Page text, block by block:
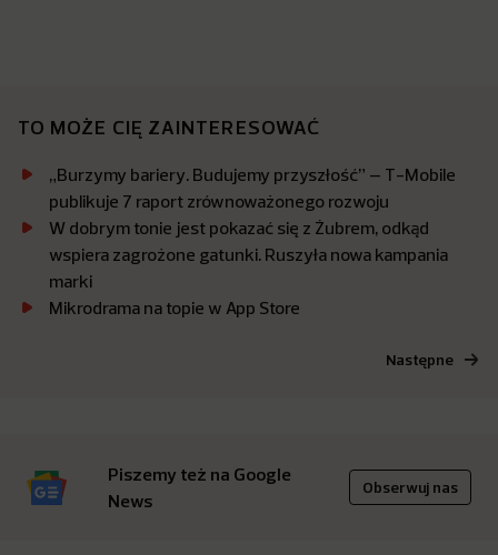
TO MOŻE CIĘ ZAINTERESOWAĆ
„Burzymy bariery. Budujemy przyszłość” – T-Mobile
publikuje 7 raport zrównoważonego rozwoju
W dobrym tonie jest pokazać się z Żubrem, odkąd
wspiera zagrożone gatunki. Ruszyła nowa kampania
marki
Mikrodrama na topie w App Store
Następne
Piszemy też na Google
News
Obserwuj nas